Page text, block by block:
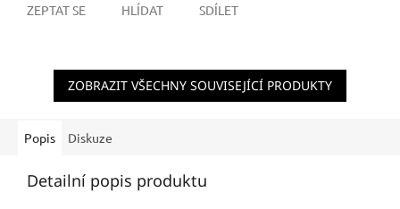
ZEPTAT SE HLÍDAT SDÍLET
ZOBRAZIT VŠECHNY SOUVISEJÍCÍ PRODUKTY
Popis Diskuze
Detailní popis produktu